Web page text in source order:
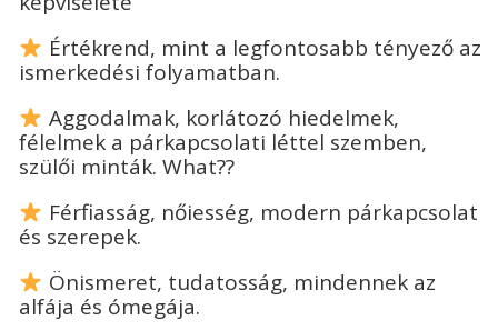
Értékrend, mint a legfontosabb tényező az
ismerkedési folyamatban.
Aggodalmak, korlátozó hiedelmek,
félelmek a párkapcsolati léttel szemben,
szülői minták. What??
Férfiasság, nőiesség, modern párkapcsolat
és szerepek.
Önismeret, tudatosság, mindennek az
alfája és ómegája.